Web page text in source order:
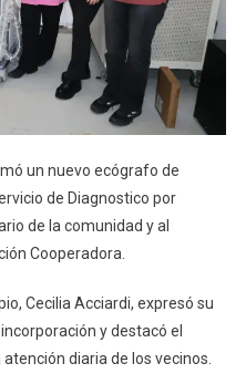
un nuevo ecógrafo de
de Diagnostico por
de la comunidad y al
Cooperadora.
Cecilia Acciardi, expresó su
y destacó el
diaria de los vecinos.